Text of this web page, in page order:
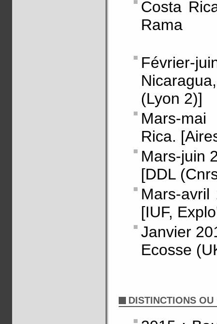
Costa
Rama
(Lyon 2)]
Mars-
Rica.
Mars-juin
[DDL
Mars-
[IUF,
Janvier
Ecosse
DISTINCTIONS